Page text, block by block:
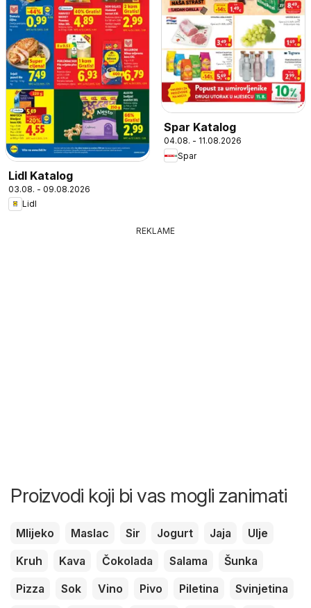
Lidl Katalog
03.08. - 09.08.2026
Lidl
Spar Katalog
04.08. - 11.08.2026
Spar
REKLAME
Proizvodi koji bi vas mogli zanimati
Mlijeko Maslac Sir Jogurt Jaja
Ulje
Kruh
Kava Čokolada Salama
Šunka
Pizza
Sok Vino Pivo Piletina
Svinjetina